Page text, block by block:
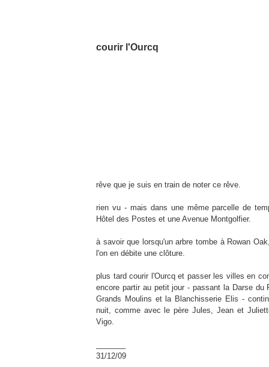
courir l'Ourcq
rêve que je suis en train de noter ce rêve.
rien vu - mais dans une même parcelle de
Hôtel des Postes et une Avenue Montgolfier.
à savoir que lorsqu'un arbre tombe à Rowan
l'on en débite une clôture.
plus tard courir l'Ourcq et passer les villes en
encore partir au petit jour - passant la Darse du
Grands Moulins et la Blanchisserie Elis -
nuit, comme avec le père Jules, Jean et
Vigo.
31/12/09